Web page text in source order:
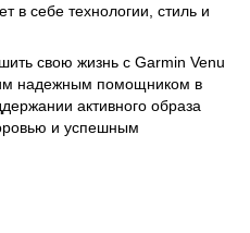
в себе технологии, стиль и
свою жизнь с Garmin Venu
надежным помощником в
активного образа
и успешным